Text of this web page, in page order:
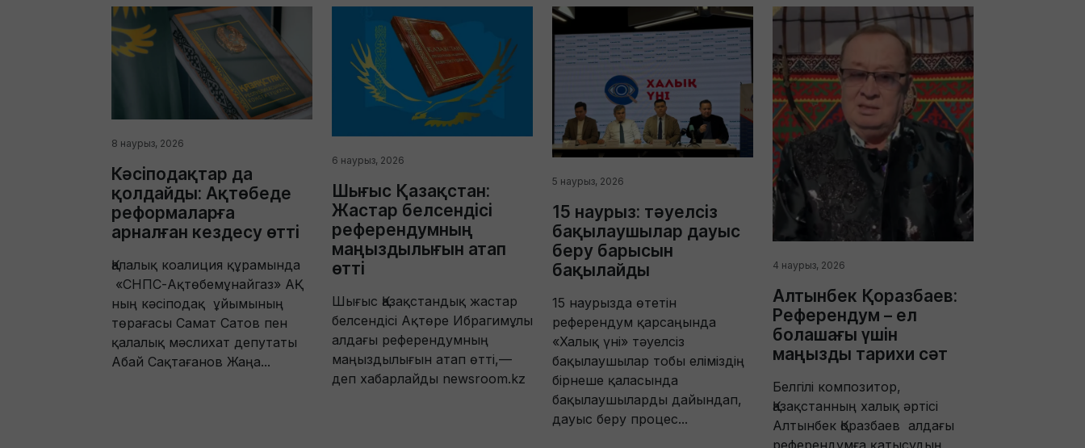
8 наурыз, 2026
Кәсіподақтар да
қолдайды: Ақтөбеде
реформаларға
арналған кездесу өтті
Қалалық коалиция құрамында
«СНПС-Ақтөбемұнайгаз» АҚ-
ның кәсіподақ ұйымының
төрағасы Самат Сатов пен
қалалық мәслихат депутаты
Абай Сақтағанов Жаңа...
6 наурыз, 2026
Шығыс Қазақстан:
Жастар белсендісі
референдумның
маңыздылығын атап
өтті
Шығыс Қазақстандық жастар
белсендісі Ақтөре Ибрагимұлы
алдағы референдумның
маңыздылығын атап өтті,—
деп хабарлайды newsroom.kz
5 наурыз, 2026
15 наурыз: тәуелсіз
бақылаушылар дауыс
беру барысын
бақылайды
15 наурызда өтетін
референдум қарсаңында
«Халық үні» тәуелсіз
бақылаушылар тобы еліміздің
бірнеше қаласында
бақылаушыларды дайындап,
дауыс беру процес...
4 наурыз, 2026
Алтынбек Қоразбаев:
Референдум – ел
болашағы үшін
маңызды тарихи сәт
Белгілі композитор,
Қазақстанның халық әртісі
Алтынбек Қоразбаев алдағы
референдумға қатысудың